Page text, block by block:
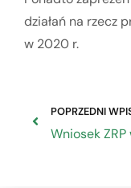
działań na rzecz
w 2020 r.
POPRZEDNI